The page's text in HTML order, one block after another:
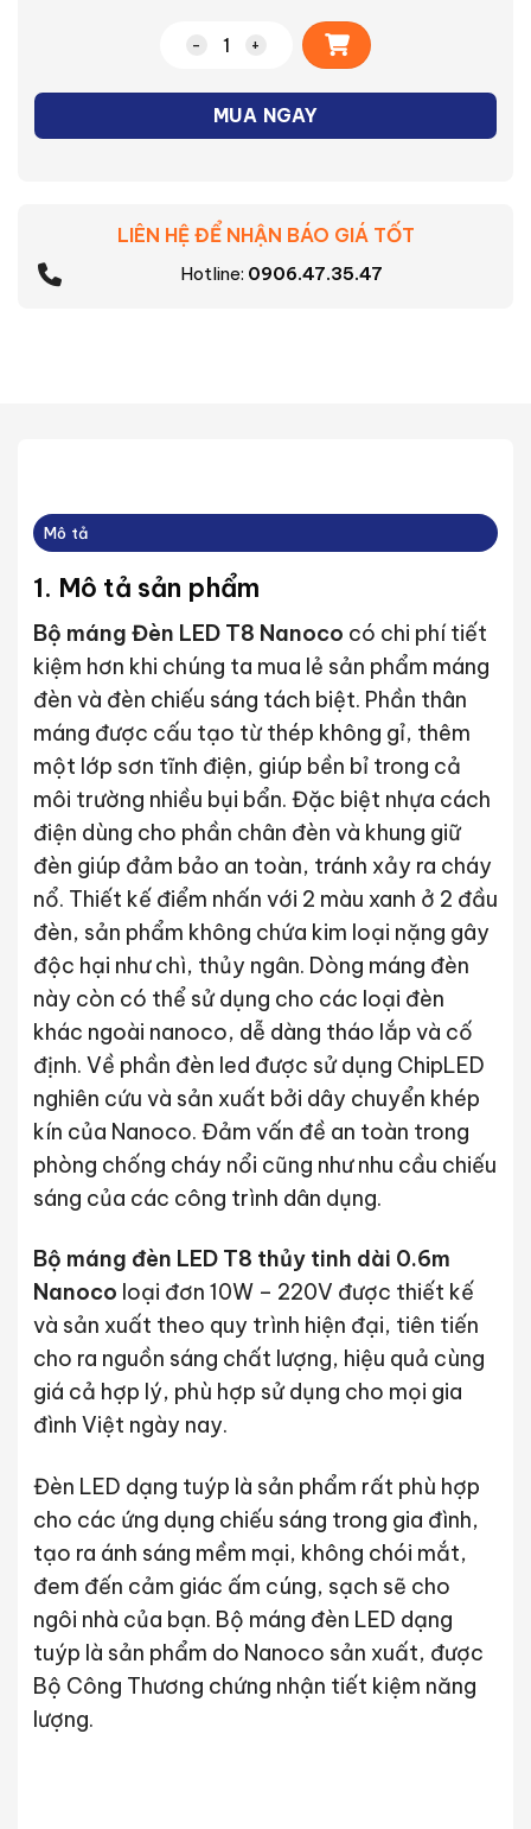
Bộ máng đèn LED T8 thủy tinh dài
MUA NGAY
Alternative:
LIÊN HỆ ĐỂ NHẬN BÁO GIÁ TỐT
Hotline: 0906.47.35.47
Mô tả
1. Mô tả sản phẩm
Bộ máng Đèn LED T8 Nanoco có chi phí tiết
kiệm hơn khi chúng ta mua lẻ sản phẩm máng
đèn và đèn chiếu sáng tách biệt. Phần thân
máng được cấu tạo từ thép không gỉ, thêm
một lớp sơn tĩnh điện, giúp bền bỉ trong cả
môi trường nhiều bụi bẩn. Đặc biệt nhựa cách
điện dùng cho phần chân đèn và khung giữ
đèn giúp đảm bảo an toàn, tránh xảy ra cháy
nổ. Thiết kế điểm nhấn với 2 màu xanh ở 2 đầu
đèn, sản phẩm không chứa kim loại nặng gây
độc hại như chì, thủy ngân. Dòng máng đèn
này còn có thể sử dụng cho các loại đèn
khác ngoài nanoco, dễ dàng tháo lắp và cố
định. Về phần đèn led được sử dụng ChipLED
nghiên cứu và sản xuất bởi dây chuyển khép
kín của Nanoco. Đảm vấn đề an toàn trong
phòng chống cháy nổi cũng như nhu cầu chiếu
sáng của các công trình dân dụng.
Bộ máng đèn LED T8 thủy tinh dài 0.6m
Nanoco loại đơn 10W – 220V được thiết kế
và sản xuất theo quy trình hiện đại, tiên tiến
cho ra nguồn sáng chất lượng, hiệu quả cùng
giá cả hợp lý, phù hợp sử dụng cho mọi gia
đình Việt ngày nay.
Đèn LED dạng tuýp là sản phẩm rất phù hợp
cho các ứng dụng chiếu sáng trong gia đình,
tạo ra ánh sáng mềm mại, không chói mắt,
đem đến cảm giác ấm cúng, sạch sẽ cho
ngôi nhà của bạn. Bộ máng đèn LED dạng
tuýp là sản phẩm do Nanoco sản xuất, được
Bộ Công Thương chứng nhận tiết kiệm năng
lượng.